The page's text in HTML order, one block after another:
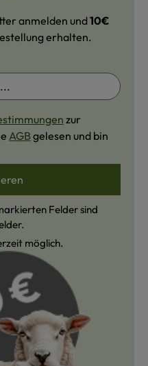
anmelden und10€
erhalten.
zur
AGB gelesen und bin
Felder sind
möglich.